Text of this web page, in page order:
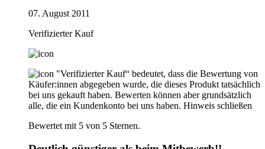
07. August 2011
Verifizierter Kauf
"Verifizierter Kauf“ bedeutet, dass die Bewertung von
Käufer:innen abgegeben wurde, die dieses Produkt tatsächlich
bei uns gekauft haben. Bewerten können aber grundsätzlich
alle, die ein Kundenkonto bei uns haben. Hinweis schließen
Bewertet mit 5 von 5 Sternen.